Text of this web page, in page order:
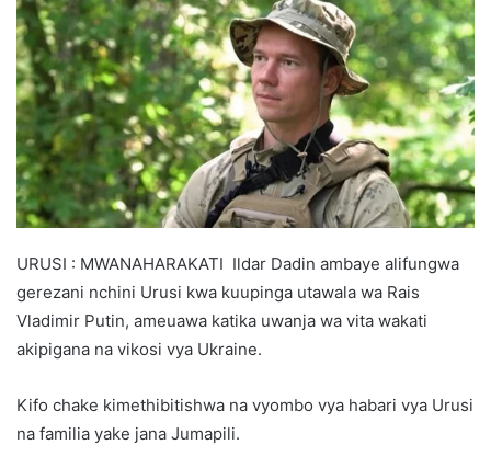
URUSI : MWANAHARAKATI Ildar Dadin ambaye alifungwa
gerezani nchini Urusi kwa kuupinga utawala wa Rais
Vladimir Putin, ameuawa katika uwanja wa vita wakati
akipigana na vikosi vya Ukraine.
Kifo chake kimethibitishwa na vyombo vya habari vya Urusi
na familia yake jana Jumapili.